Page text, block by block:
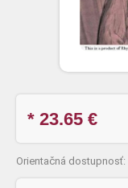
* 23.65 €
Orientačná dostupnosť: